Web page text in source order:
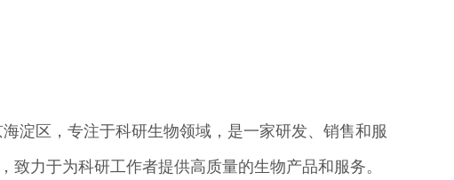
淀区，专注于科研生物领域，是一家研发、销售和服
力于为科研工作者提供高质量的生物产品和服务。